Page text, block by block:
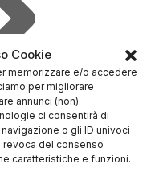
Cookie
memorizzare e/o accedere
per migliorare
annunci (non)
ci consentirà di
o gli ID univoci
revoca del consenso
caratteristiche e funzioni.